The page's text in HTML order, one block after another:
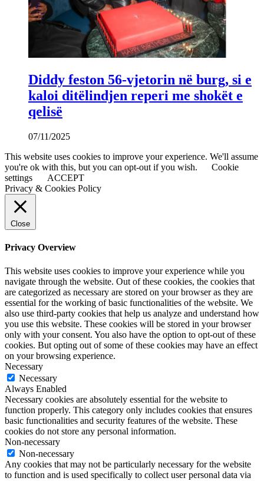
Diddy feston 56-vjetorin në burg, si e
kaloi ditëlindjen reperi me shokët e
qelisë
07/11/2025
This website uses cookies to improve your experience. We'll assume
you're ok with this, but you can opt-out if you wish.
Cookie
settings
ACCEPT
Privacy & Cookies Policy
Close
Privacy Overview
This website uses cookies to improve your experience while you
navigate through the website. Out of these cookies, the cookies that
are categorized as necessary are stored on your browser as they are
essential for the working of basic functionalities of the website. We
also use third-party cookies that help us analyze and understand how
you use this website. These cookies will be stored in your browser
only with your consent. You also have the option to opt-out of these
cookies. But opting out of some of these cookies may have an effect
on your browsing experience.
Necessary
Necessary
Always Enabled
Necessary cookies are absolutely essential for the website to
function properly. This category only includes cookies that ensures
basic functionalities and security features of the website. These
cookies do not store any personal information.
Non-necessary
Non-necessary
Any cookies that may not be particularly necessary for the website
to function and is used specifically to collect user personal data via